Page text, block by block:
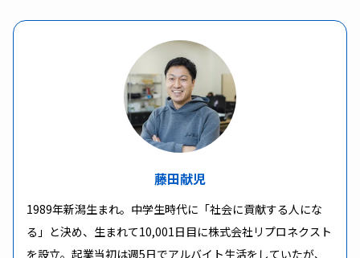
藤田献児
1989年新潟生まれ。中学生時代に「社会に貢献する人にな
る」と決め、生まれて10,001日目に株式会社リプロネクスト
を設立。起業当初は週5日でアルバイト生活をしていたが、